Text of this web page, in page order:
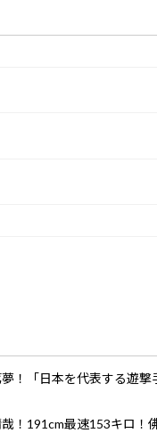
！「日本を代表する遊撃
！191cm最速153キロ！